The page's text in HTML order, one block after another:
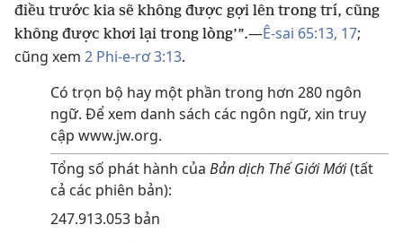
điều trước kia sẽ không được gợi lên trong trí, cũng
không được khơi lại trong lòng’”.—Ê-sai 65:13, 17;
cũng xem 2 Phi-e-rơ 3:13.
Có trọn bộ hay một phần trong hơn 280 ngôn
ngữ. Để xem danh sách các ngôn ngữ, xin truy
cập www.jw.org.
Tổng số phát hành của Bản dịch Thế Giới Mới(tất
cả các phiên bản):
247.913.053 bản